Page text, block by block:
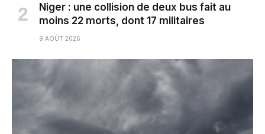
Niger : une collision de deux bus fait au
moins 22 morts, dont 17 militaires
9 AOÛT 2026